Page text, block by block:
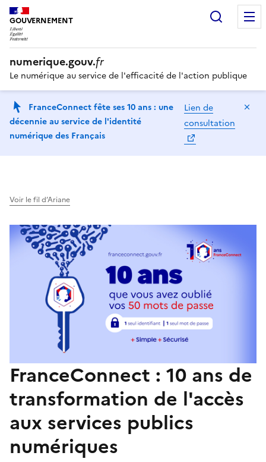
GOUVERNEMENT
numerique.gouv.fr
Le numérique au service de l'efficacité de l'action publique
FranceConnect fête ses 10 ans : une
décennie au service de l'identité
numérique des Français
Lien de
consultation
Voir le fil d’Ariane
FranceConnect : 10 ans de
transformation de l'accès
aux services publics
numériques